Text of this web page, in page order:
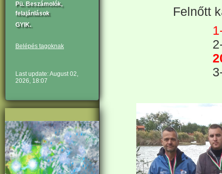
Felnőtt
Pü. Beszámolók,
felajánlások
GYIK.
Belépés tagoknak
Last update: August 02,
2026, 18:07